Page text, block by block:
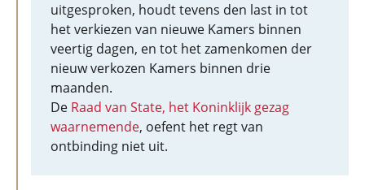
uitgesproken, houdt tevens den last in tot
het verkiezen van nieuwe Kamers binnen
veertig dagen, en tot het zamenkomen der
nieuw verkozen Kamers binnen drie
maanden.
De Raad van State, het Koninklijk gezag
waarnemende, oefent het regt van
ontbinding niet uit.